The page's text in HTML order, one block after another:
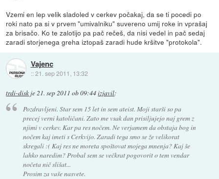
Vzemi en lep velik sladoled v cerkev počakaj, da se ti pocedi po
roki nato pa si v prvem "umivalniku" suvereno umij roke in vprašaj
za brisačo. Ko te zalotijo pa pač rečeš, da nisi vedel in pač sedaj
zaradi storjenega greha iztopaš zaradi hude kršitve "protokola".
Vajenc
::21. sep 2011, 13:32
trdi-disk je21. sep 2011 ob 09:44izjavil:
Pozdravljeni. Star sem 15 let in sem ateist. Moji starši so pa
precej verni katoličani. Zato me vsak dan prisiljujejo naj grem z
njimi v cerkev. Kar pa res nočem. Ne verjamem da obstaja bog in
nočem kaj imeti s Cerkvijo. Zaradi tega smo se že velikorat
skregali :( Kaj res ne moreta spoštovat mojega mnenja? Kaj še
lahko naredim? Probal sem se večkrat pogovorit o tem vendar
nočeta nič slišat...
Prosim za vaše nasvete.